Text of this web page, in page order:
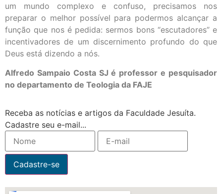
um mundo complexo e confuso, precisamos nos
preparar o melhor possível para podermos alcançar a
função que nos é pedida: sermos bons “escutadores” e
incentivadores de um discernimento profundo do que
Deus está dizendo a nós.
Alfredo Sampaio Costa SJ é professor e pesquisador
no departamento de Teologia da FAJE
Receba as notícias e artigos da Faculdade Jesuíta.
Cadastre seu e-mail...